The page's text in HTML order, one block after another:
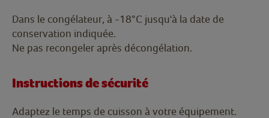
Dans le congélateur, à -18°C jusqu'à la date de
conservation indiquée.
Ne pas recongeler après décongélation.
Instructions de sécurité
Adaptez le temps de cuisson à votre équipement.